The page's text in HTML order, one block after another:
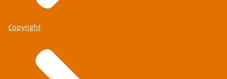
Copyright